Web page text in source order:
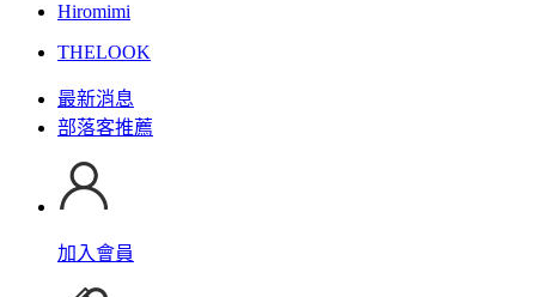
Hiromimi
THELOOK
最新消息
部落客推薦
加入會員